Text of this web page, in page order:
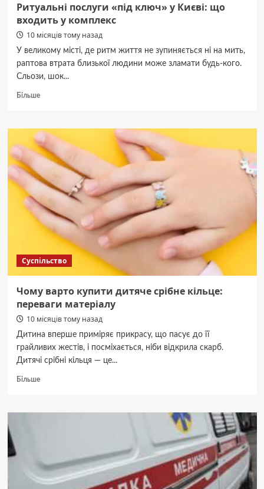
Ритуальні послуги «під ключ» у Києві: що
входить у комплекс
10 місяців тому назад
У великому місті, де ритм життя не зупиняється ні на мить,
раптова втрата близької людини може зламати будь-кого.
Сльози, шок...
БільшеДокладніше
послуги
«під
ключ»
Києві:
що
входить
у
комплекс
Суспільство
Чому варто купити дитяче срібне кільце:
переваги матеріалу
10 місяців тому назад
Дитина вперше приміряє прикрасу, що пасує до її
грайливих жестів, і посміхається, ніби відкрила скарб.
Дитячі срібні кільця — це...
БільшеДокладніше
варто
переваги
матеріалу